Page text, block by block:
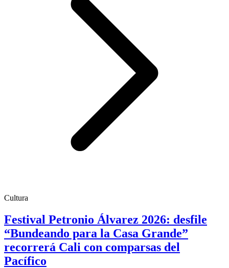
Cultura
Festival Petronio Álvarez 2026: desfile
“Bundeando para la Casa Grande”
recorrerá Cali con comparsas del
Pacífico